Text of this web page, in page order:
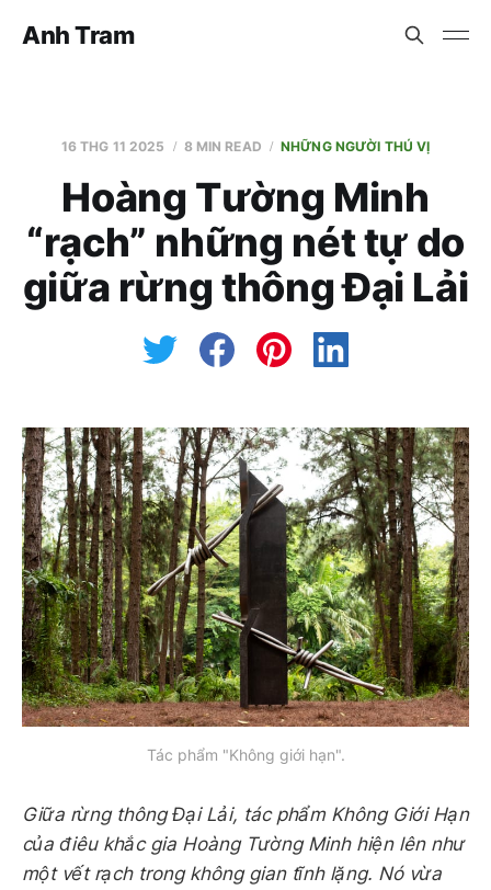
Anh Tram
16 THG 11 2025 8 MIN READ NHỮNG NGƯỜI THÚ VỊ
Hoàng Tường Minh
“rạch” những nét tự do
giữa rừng thông Đại Lải
Tác phẩm "Không giới hạn".
Giữa rừng thông Đại Lải, tác phẩm Không Giới Hạn
của điêu khắc gia Hoàng Tường Minh hiện lên như
một vết rạch trong không gian tĩnh lặng. Nó vừa